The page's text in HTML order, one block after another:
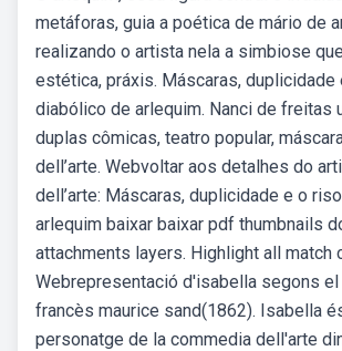
metáforas, guia a poética de mário de
realizando o artista nela a simbiose
estética, práxis. Máscaras, duplicidade
diabólico de arlequim. Nanci de freitas
duplas cômicas, teatro popular,
dell’arte. Webvoltar aos detalhes do
dell’arte: Máscaras, duplicidade e o
arlequim baixar baixar pdf thumbnails
attachments layers. Highlight all match
Webrepresentació d'isabella segons
francès maurice sand(1862). Isabella
personatge de la commedia dell'arte